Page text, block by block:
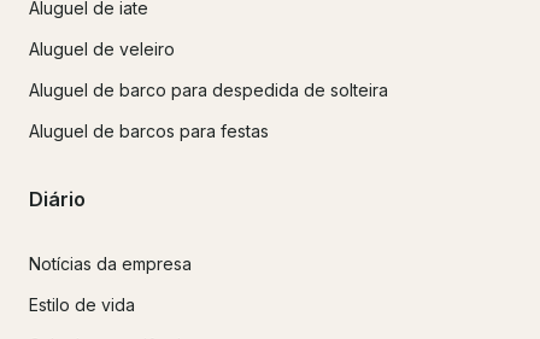
Aluguel de iate
Aluguel de veleiro
Aluguel de barco para despedida de solteira
Aluguel de barcos para festas
Diário
Notícias da empresa
Estilo de vida